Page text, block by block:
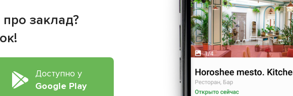
про заклад?
Доступно у
Google Play